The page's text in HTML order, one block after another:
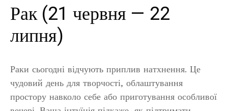
Рак (21 червня — 22
липня)
Раки сьогодні відчують приплив натхнення. Це
чудовий день для творчості, облаштування
простору навколо себе або приготування особливої